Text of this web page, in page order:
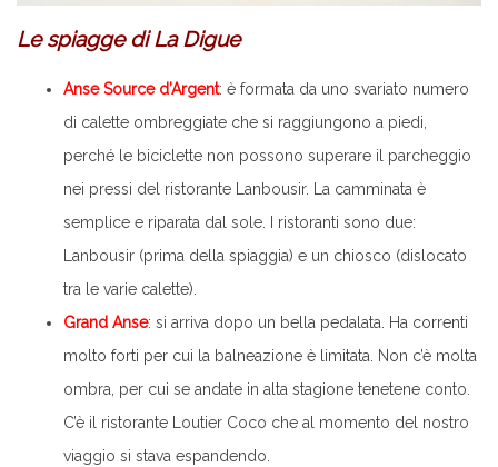
Le spiagge di La Digue
Anse Source d’Argent: è formata da uno svariato numero
di calette ombreggiate che si raggiungono a piedi,
perché le biciclette non possono superare il parcheggio
nei pressi del ristorante Lanbousir. La camminata è
semplice e riparata dal sole. I ristoranti sono due:
Lanbousir (prima della spiaggia) e un chiosco (dislocato
tra le varie calette).
Grand Anse: si arriva dopo un bella pedalata. Ha correnti
molto forti per cui la balneazione è limitata. Non c’è molta
ombra, per cui se andate in alta stagione tenetene conto.
C’è il ristorante Loutier Coco che al momento del nostro
viaggio si stava espandendo.